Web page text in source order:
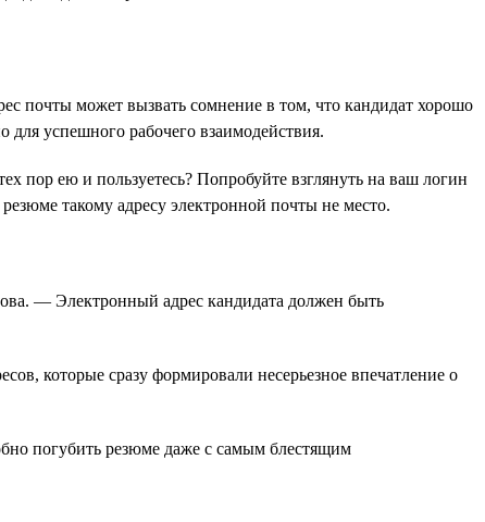
почты может вызвать сомнение в том, что кандидат хорошо
успешного рабочего взаимодействия.
пор ею и пользуетесь? Попробуйте взглянуть на ваш логин
такому адресу электронной почты не место.
— Электронный адрес кандидата должен быть
которые сразу формировали несерьезное впечатление о
погубить резюме даже с самым блестящим